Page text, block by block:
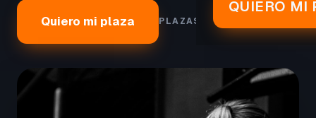
QUIERO MI
Quiero mi plaza PLAZAS LIMITADAS